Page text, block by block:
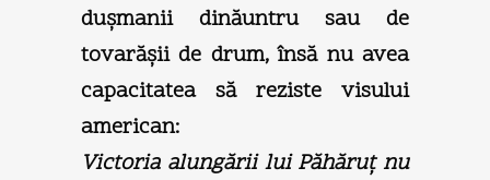
duşmanii dinăuntru sau de
tovarăşii de drum, însă nu avea
capacitatea să reziste visului
american:
Victoria alungării lui Păhăruţ nu